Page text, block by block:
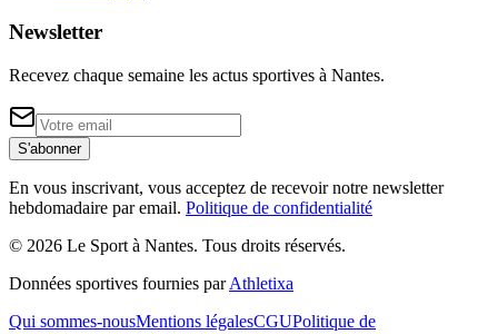
Newsletter
Recevez chaque semaine les actus sportives à Nantes.
S'abonner
En vous inscrivant, vous acceptez de recevoir notre newsletter
hebdomadaire par email. Politique de confidentialité
© 2026 Le Sport à Nantes. Tous droits réservés.
Données sportives fournies par Athletixa
Qui sommes-nousMentions légalesCGUPolitique de